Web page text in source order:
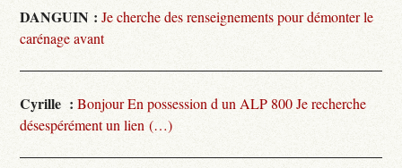
DANGUIN : Je cherche des renseignements pour démonter le
carénage avant
Cyrille : Bonjour En possession d un ALP 800 Je recherche
désespérément un lien (…)